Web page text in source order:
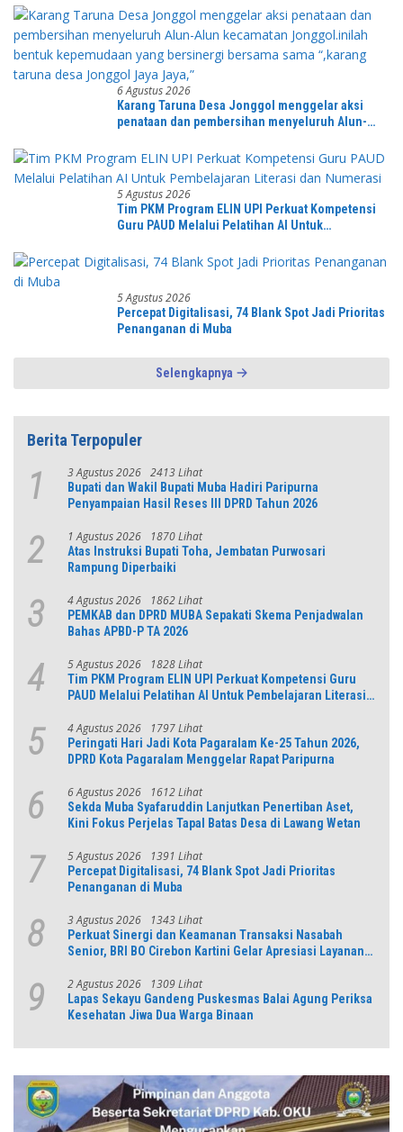
6 Agustus 2026
Karang Taruna Desa Jonggol menggelar aksi
penataan dan pembersihan menyeluruh Alun-
kepemudaan yang bersinergi bersama sama
“,karang taruna desa Jonggol Jaya Jaya,”
5 Agustus 2026
Tim PKM Program ELIN UPI Perkuat Kompetensi
Guru PAUD Melalui Pelatihan AI Untuk
5 Agustus 2026
Percepat Digitalisasi, 74 Blank Spot Jadi Prioritas
Penanganan di Muba
Selengkapnya
Berita Terpopuler
1 3 Agustus 2026 2413 Lihat
Bupati dan Wakil Bupati Muba Hadiri Paripurna
Penyampaian Hasil Reses III DPRD Tahun 2026
2 1 Agustus 2026 1870 Lihat
Atas Instruksi Bupati Toha, Jembatan Purwosari
Rampung Diperbaiki
3 4 Agustus 2026 1862 Lihat
PEMKAB dan DPRD MUBA Sepakati Skema Penjadwalan
Bahas APBD-P TA 2026
4 5 Agustus 2026 1828 Lihat
Tim PKM Program ELIN UPI Perkuat Kompetensi Guru
PAUD Melalui Pelatihan AI Untuk Pembelajaran Literasi
5 4 Agustus 2026 1797 Lihat
Peringati Hari Jadi Kota Pagaralam Ke-25 Tahun 2026,
DPRD Kota Pagaralam Menggelar Rapat Paripurna
6 6 Agustus 2026 1612 Lihat
Sekda Muba Syafaruddin Lanjutkan Penertiban Aset,
Kini Fokus Perjelas Tapal Batas Desa di Lawang Wetan
7 5 Agustus 2026 1391 Lihat
Percepat Digitalisasi, 74 Blank Spot Jadi Prioritas
Penanganan di Muba
8 3 Agustus 2026 1343 Lihat
Perkuat Sinergi dan Keamanan Transaksi Nasabah
Senior, BRI BO Cirebon Kartini Gelar Apresiasi Layanan
9 2 Agustus 2026 1309 Lihat
Lapas Sekayu Gandeng Puskesmas Balai Agung Periksa
Kesehatan Jiwa Dua Warga Binaan